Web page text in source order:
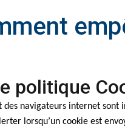
politique
des navigateurs internet sont
lorsqu’un cookie est